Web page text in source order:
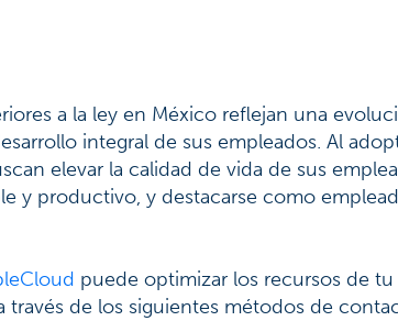
a la ley en México reflejan una
integral de sus empleados. Al
elevar la calidad de vida de sus
y productivo, y destacarse como
puede optimizar los recursos de
través de los siguientes métodos de